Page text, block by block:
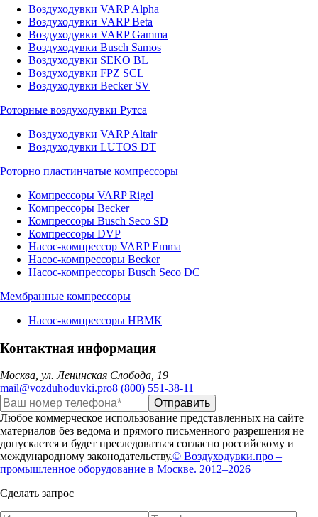
Воздуходувки VARP Alpha
Воздуходувки VARP Beta
Воздуходувки VARP Gamma
Воздуходувки Busch Samos
Воздуходувки SEKO BL
Воздуходувки FPZ SCL
Воздуходувки Becker SV
Роторные воздуходувки Рутса
Воздуходувки VARP Altair
Воздуходувки LUTOS DT
Роторно пластинчатые компрессоры
Компрессоры VARP Rigel
Компрессоры Becker
Компрессоры Busch Seco SD
Компрессоры DVP
Насос-компрессор VARP Emma
Насос-компрессоры Becker
Насос-компрессоры Busch Seco DC
Мембранные компрессоры
Насос-компрессоры НВМК
Контактная информация
Москва, ул. Ленинская Слобода, 19
mail@vozduhoduvki.pro8 (800) 551-38-11
Любое коммерческое использование представленных на сайте
материалов без ведома и прямого письменного разрешения не
допускается и будет преследоваться согласно российскому и
международному законодательству.© Воздуходувки.про –
промышленное оборудование в Москве. 2012–2026
Сделать запрос